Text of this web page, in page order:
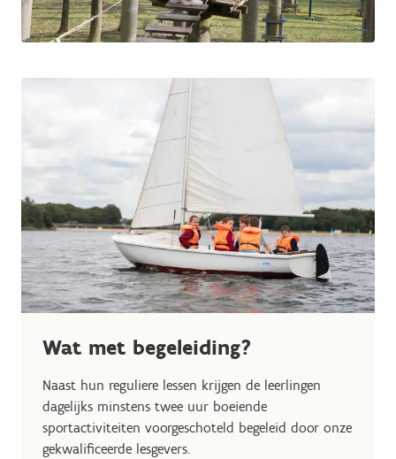
Wat met begeleiding?
Naast hun reguliere lessen krijgen de leerlingen
dagelijks minstens twee uur boeiende
sportactiviteiten voorgeschoteld begeleid door onze
gekwalificeerde lesgevers.